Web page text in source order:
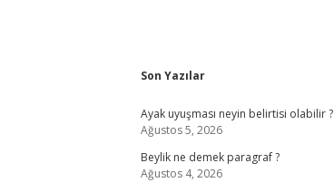
Sidebar
Son Yazılar
Ayak uyuşması neyin belirtisi olabilir ?
Ağustos 5, 2026
Beylik ne demek paragraf ?
Ağustos 4, 2026